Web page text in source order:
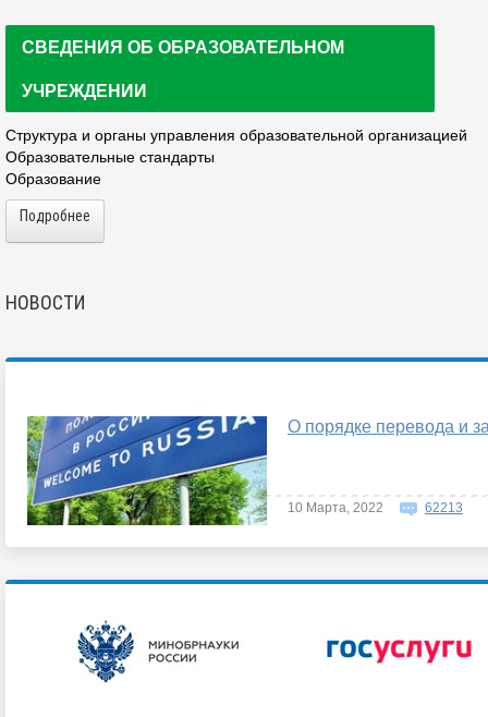
СВЕДЕНИЯ ОБ ОБРАЗОВАТЕЛЬНОМ
УЧРЕЖДЕНИИ
Структура и органы управления образовательной организацией
Образовательные стандарты
Образование
Подробнее
НОВОСТИ
О порядке перевода и
10 Марта, 2022 62213